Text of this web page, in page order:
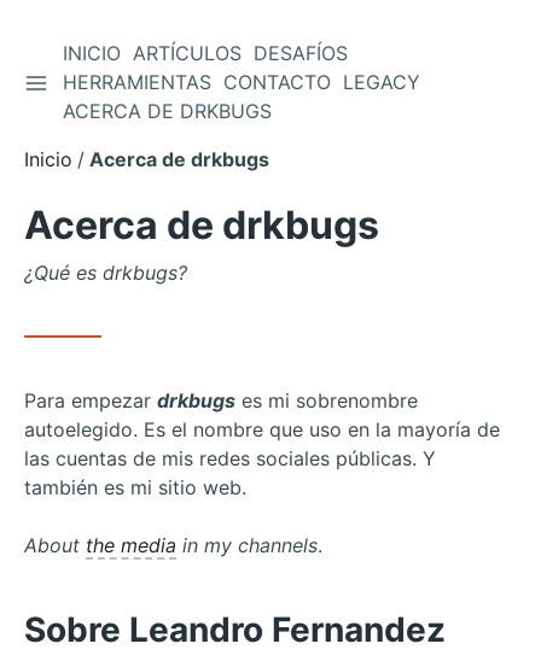
Saltar
contenido
ALTERNAR BARRA LATERAL
INICIO ARTÍCULOS DESAFÍOS
HERRAMIENTAS CONTACTO LEGACY
ACERCA DE DRKBUGS
Inicio
Acerca de drkbugs
Acerca de drkbugs
¿Qué es drkbugs?
Para empezar drkbugs es mi sobrenombre
autoelegido. Es el nombre que uso en la mayoría de
las cuentas de mis redes sociales públicas. Y
también es mi sitio web.
About the media in my channels.
Sobre Leandro Fernandez